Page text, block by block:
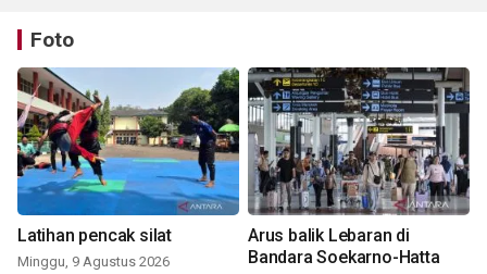
Foto
Latihan pencak silat
Minggu, 9 Agustus 2026
Arus balik Lebaran di
Bandara Soekarno-Hatta